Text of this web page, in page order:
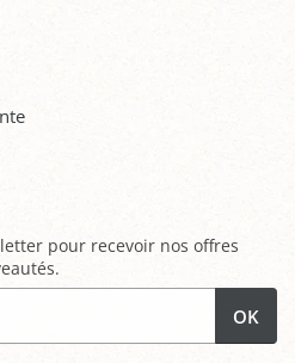
pour recevoir nos offres
OK